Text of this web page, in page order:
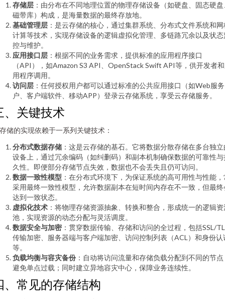
存储层 ：由分布在不同地理位置的物理存储设备（如硬盘、固态硬盘
磁带库）构成，是海量数据的最终存放地。
基础管理层 ：是云存储的核心，通过集群系统、分布式文件系统和网
计算等技术，实现存储设备的逻辑虚拟化管理、多链路冗余以及状态
控与维护。
应用接口层 ：根据不同的业务需求，提供标准的应用程序接口
（API），如Amazon S3 API、OpenStack Swift API等，供开发者
用程序调用。
访问层 ：任何授权用户都可以通过标准的公共应用接口（如Web服
户、客户端软件、移动APP）登录云存储系统，享受云存储服务。
、关键技术
储的实现依赖于一系列关键技术：
分布式数据存储 ：这是云存储的基石。它将数据分散存储在多台独立
设备上，通过冗余编码（如纠删码）和副本机制确保数据的可靠性与
久性。即便部分存储节点失效，数据也不会丢失且仍可访问。
数据一致性模型 ：在分布式环境下，为保证系统的高可用性与性能，
采用最终一致性模型，允许数据副本在短时间内存在不一致，但最终
达到一致状态。
虚拟化技术 ：将物理存储资源抽象、转换和整合，形成统一的逻辑资
池，实现资源的动态分配与灵活调度。
数据安全与加密 ：贯穿数据传输、存储和访问的全过程，包括SSL/
传输加密、服务器端与客户端加密、访问控制列表（ACL）和身份认
等。
负载均衡与容灾备份：自动将访问流量和存储负载分配到不同的节点
避免单点过载；同时建立异地容灾中心，保障业务连续性。
、常见的存储结构